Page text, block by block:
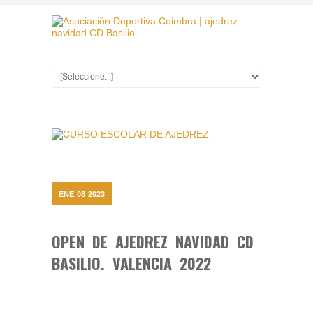
ENE 08 2023
OPEN DE AJEDREZ NAVIDAD CD
BASILIO. VALENCIA 2022